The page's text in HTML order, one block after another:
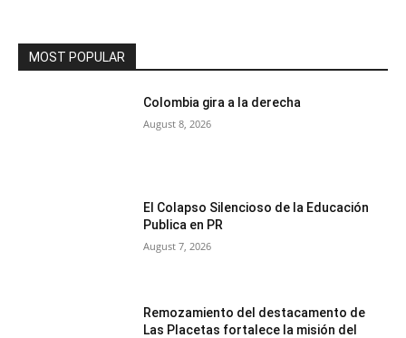
MOST POPULAR
Colombia gira a la derecha
August 8, 2026
El Colapso Silencioso de la Educación
Publica en PR
August 7, 2026
Remozamiento del destacamento de
Las Placetas fortalece la misión del